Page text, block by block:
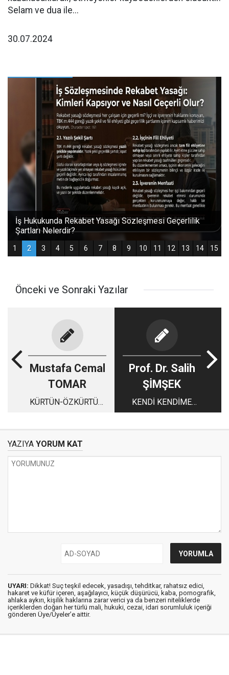
Selam ve dua ile...
30.07.2024
Önceki ve Sonraki Yazılar
Mustafa Cemal
TOMAR
KÜRTÜN-ÖZKÜRTÜN,
Prof. Dr. Salih
ŞİMŞEK
KENDİ KENDİME
KONUŞMALARDAN:
YAZIYA YORUM KAT
UYARI: Dikkat! Suç teşkil edecek, yasadışı, tehditkar, rahatsız edici,
hakaret ve küfür içeren, aşağılayıcı, küçük düşürücü, kaba, pornografik,
ahlaka aykırı, kişilik haklarına zarar verici ya da benzeri niteliklerde
içeriklerden doğan her türlü mali, hukuki, cezai, idari sorumluluk içeriği
gönderen Üye/Üyeler’e aittir.